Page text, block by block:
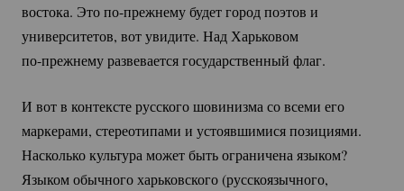
востока. Этопо-прежнемубудет город поэтов и
университетов, вот увидите. Над Харьковом
по-прежнемуразвевается государственный флаг.
И вот в контексте русского шовинизма со всеми его
маркерами, стереотипами и устоявшимися позициями.
Насколько культура может быть ограничена языком?
Языком обычного харьковского (русскоязычного,